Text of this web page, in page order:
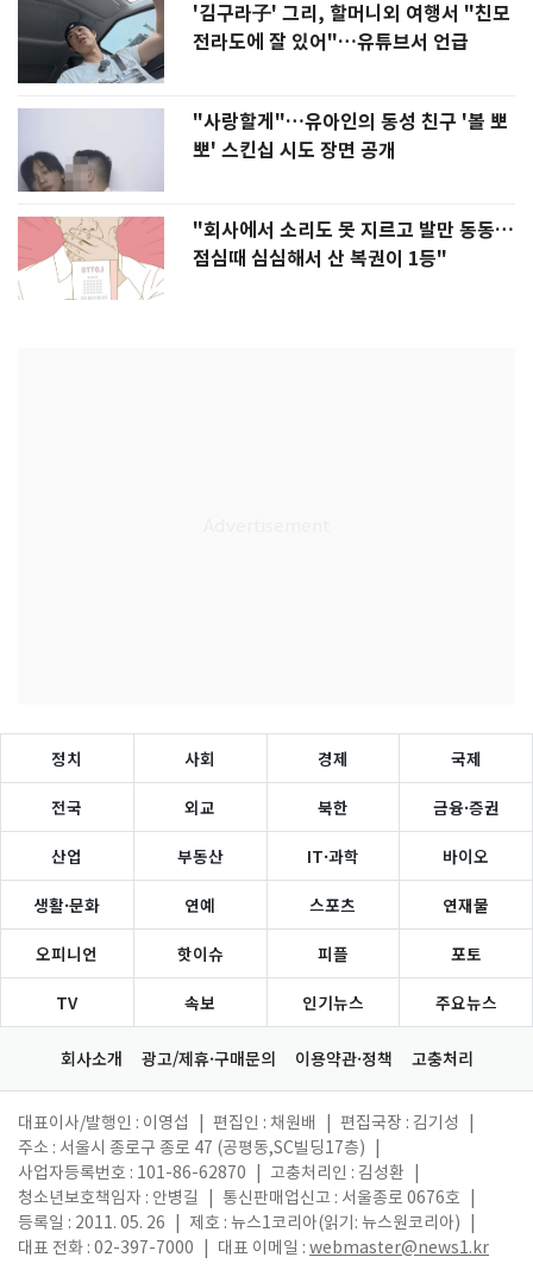
'김구라子' 그리, 할머니외 여행서 "친모
전라도에 잘 있어"…유튜브서 언급
"사랑할게"…유아인의 동성 친구 '볼 뽀
뽀' 스킨십 시도 장면 공개
"회사에서 소리도 못 지르고 발만 동동…
점심때 심심해서 산 복권이 1등"
정치 사회 경제 국제
전국 외교 북한 금융·증권
산업 부동산 IT·과학 바이오
생활·문화 연예 스포츠 연재물
오피니언 핫이슈 피플 포토
TV 속보 인기뉴스 주요뉴스
회사소개 광고/제휴·구매문의 이용약관·정책 고충처리
대표이사/발행인 : 이영섭 편집인 : 채원배 편집국장 : 김기성
주소 : 서울시 종로구 종로 47 (공평동,SC빌딩17층)
사업자등록번호 : 101-86-62870
고충처리인 : 김성환
청소년보호책임자 : 안병길
통신판매업신고 : 서울종로 0676호
등록일 : 2011. 05. 26
제호 : 뉴스1코리아(읽기: 뉴스원코리아)
대표 전화 : 02-397-7000
대표 이메일 : webmaster@news1.kr